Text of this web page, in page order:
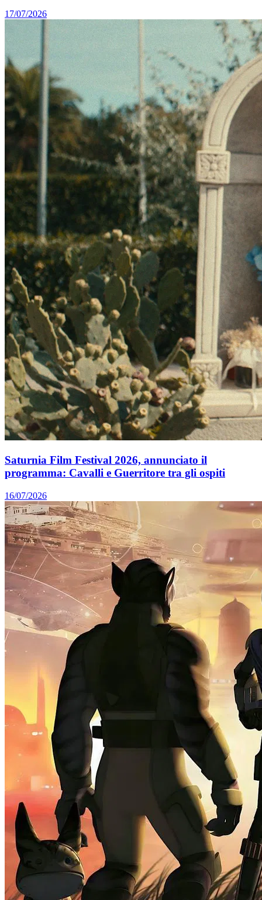
17/07/2026
Saturnia Film Festival 2026, annunciato il
programma: Cavalli e Guerritore tra gli ospiti
16/07/2026